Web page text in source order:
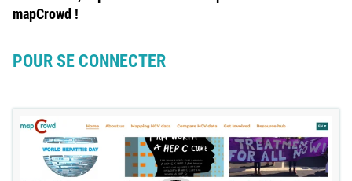
mapCrowd !
POUR SE CONNECTER